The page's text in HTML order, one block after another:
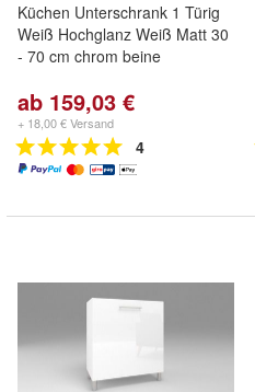
Küchen Unterschrank 1 Türig
Weiß Hochglanz Weiß Matt 30
- 70 cm chrom beine
ab 159,03 €
+ 18,00 € Versand
4